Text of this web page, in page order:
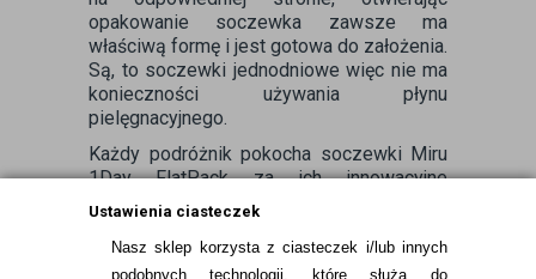
Ustawienia ciasteczek
Nasz sklep korzysta z ciasteczek i/lub innych
podobnych technologii, które służą do
opakowanie soczewka zawsze ma
właściwą formę i jest gotowa do założenia.
Są, to soczewki jednodniowe więc nie ma
konieczności używania płynu
pielęgnacyjnego.
Każdy podróżnik pokocha soczewki Miru
1Day FlatPack za ich innowacyjne
wygodne opakowanie, ale także ultra
komfort użytkowania przez cały dzień.